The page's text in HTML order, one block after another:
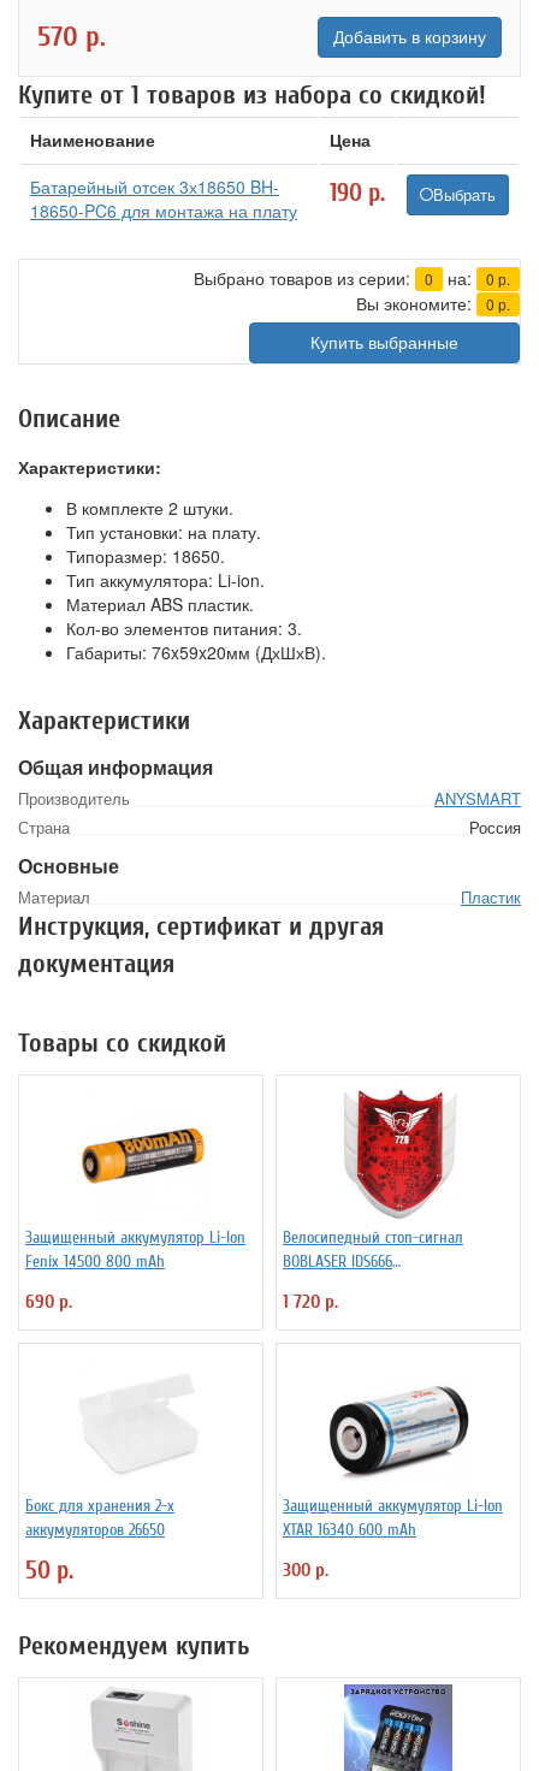
570 р. Добавить в корзину
Купите от 1 товаров из набора со скидкой!
Наименование
Цена
Батарейный отсек 3х18650 BH-
18650-PC6 для монтажа на плату
190 р. Выбрать
Выбрано товаров из серии: 0 на: 0 р.
Вы экономите: 0 р.
Купить выбранные
Описание
Характеристики:
В комплекте 2 штуки.
Тип установки: на плату.
Типоразмер: 18650.
Тип аккумулятора: Li-ion.
Материал ABS пластик.
Кол-во элементов питания: 3.
Габариты: 76x59x20мм (ДхШхВ).
Характеристики
Общая информация
Производитель
ANYSMART
Страна
Россия
Основные
Материал Пластик
Инструкция, сертификат и другая
документация
Товары со скидкой
Защищенный аккумулятор Li-Ion
Fenix 14500 800 mAh
690 р.
Велосипедный стоп-сигнал
BOBLASER IDS666
1 720 р.
Бокс для хранения 2-х
аккумуляторов 26650
50 р.
Защищенный аккумулятор Li-Ion
XTAR 16340 600 mAh
300 р.
Рекомендуем купить